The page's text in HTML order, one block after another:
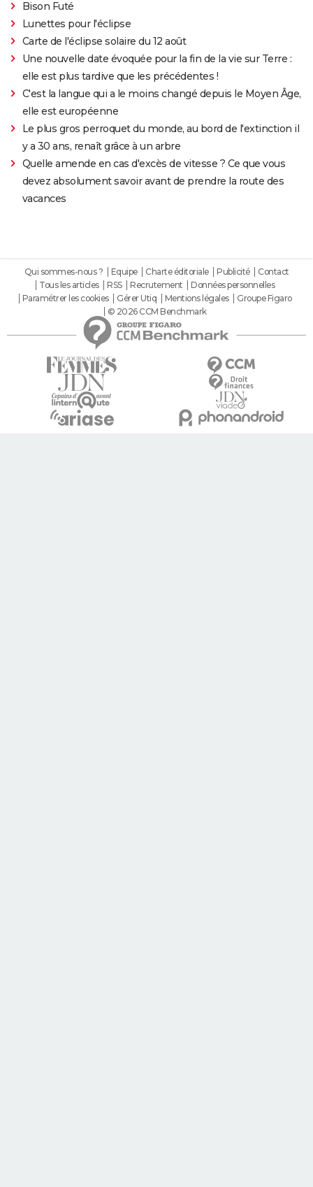
Bison Futé
Lunettes pour l'éclipse
Carte de l'éclipse solaire du 12 août
Une nouvelle date évoquée pour la fin de la vie sur Terre :
elle est plus tardive que les précédentes !
C'est la langue qui a le moins changé depuis le Moyen Âge,
elle est européenne
Le plus gros perroquet du monde, au bord de l'extinction il
y a 30 ans, renaît grâce à un arbre
Quelle amende en cas d'excès de vitesse ? Ce que vous
devez absolument savoir avant de prendre la route des
vacances
Qui sommes-nous ? Equipe Charte éditoriale Publicité
Contact
Tous les articles
RSS Recrutement
Données personnelles
Paramétrer les cookies
Gérer Utiq Mentions légales
Groupe Figaro
© 2026 CCM Benchmark